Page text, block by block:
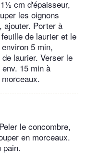
cm d'épaisseur,
les oignons
ajouter. Porter à
de laurier et le
5 min,
laurier. Verser le
15 min à
le concombre,
en morceaux.
pain.